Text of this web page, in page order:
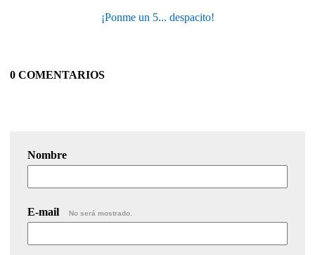
¡Ponme un 5... despacito!
0 COMENTARIOS
Nombre
E-mail No será mostrado.